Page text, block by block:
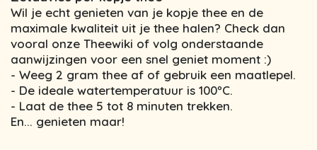
Wil je echt genieten van je kopje thee en de
maximale kwaliteit uit je thee halen? Check dan
vooral onze Theewiki of volg onderstaande
aanwijzingen voor een snel geniet moment :)
- Weeg 2 gram thee af of gebruik een maatlepel.
- De ideale watertemperatuur is 100ºC.
- Laat de thee 5 tot 8 minuten trekken.
En... genieten maar!